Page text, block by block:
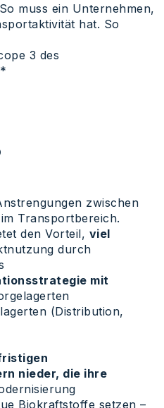
muss ein Unternehmen,
hat. So
3 des
zwischen
Transportbereich.
den Vorteil, viel
durch
mit
(Distribution,
nieder, die ihre
Biokraftstoffe setzen –